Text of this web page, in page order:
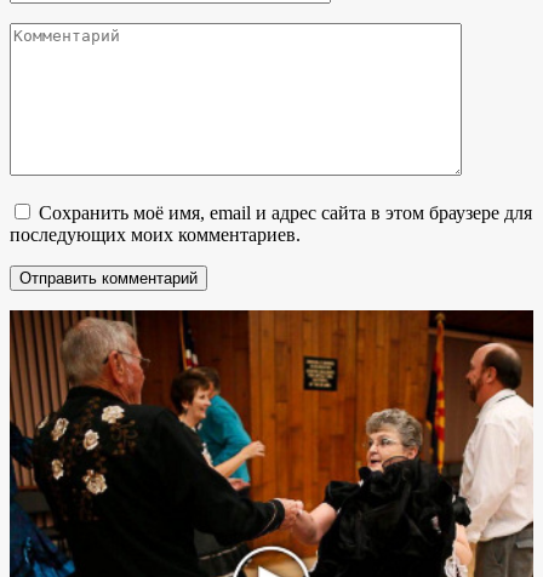
Комментарий
Сохранить моё имя, email и адрес сайта в этом браузере для
последующих моих комментариев.